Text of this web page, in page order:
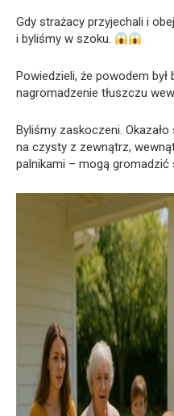
Gdy strażacy przyjechali i
i byliśmy w szoku.
Powiedzieli, że powodem
nagromadzenie tłuszczu
Byliśmy zaskoczeni.
na czysty z zewnątrz,
palnikami – mogą gromadzić